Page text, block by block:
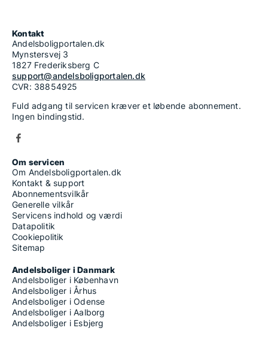
Kontakt
Andelsboligportalen.dk
Mynstersvej 3
1827 Frederiksberg C
support@andelsboligportalen.dk
CVR: 38854925
Fuld adgang til servicen kræver et løbende abonnement.
Ingen bindingstid.
Om servicen
Om Andelsboligportalen.dk
Kontakt & support
Abonnementsvilkår
Generelle vilkår
Servicens indhold og værdi
Datapolitik
Cookiepolitik
Sitemap
Andelsboliger i Danmark
Andelsboliger i København
Andelsboliger i Århus
Andelsboliger i Odense
Andelsboliger i Aalborg
Andelsboliger i Esbjerg